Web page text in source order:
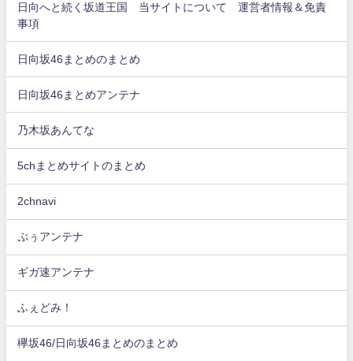
日向へと続く坂道王国 当サイトについて 運営者情報＆免責
事項
日向坂46まとめのまとめ
日向坂46まとめアンテナ
乃木坂あんてな
5chまとめサイトのまとめ
2chnavi
ぷぅアンテナ
ギガ速アンテナ
ふぇどみ！
欅坂46/日向坂46まとめのまとめ